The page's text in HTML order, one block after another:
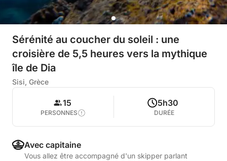
Sérénité au coucher du soleil : une
croisière de 5,5 heures vers la mythique
île de Dia
Sisi, Grèce
15
PERSONNES
5h30
DURÉE
Avec capitaine
Vous allez être accompagné d'un skipper parlant